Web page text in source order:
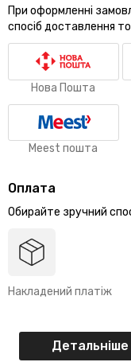
При оформленні
спосіб доставлення
Нова Пошта
Meest пошта
Оплата
Обирайте зручний
Накладений платіж